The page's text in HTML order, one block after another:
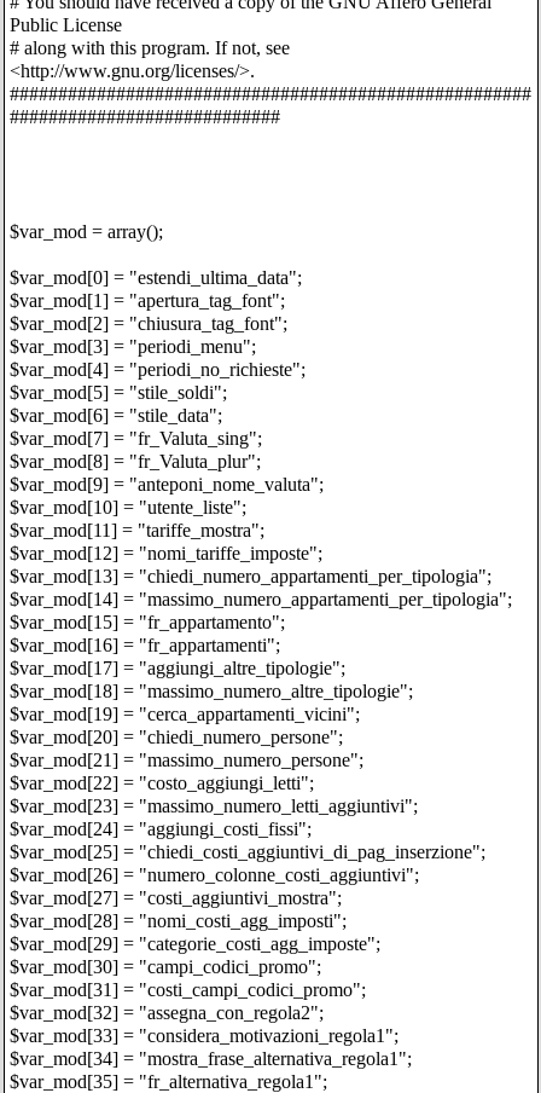
Public License
# along with this program. If not, see
<http://www.gnu.org/licenses/>.
######################################################
############################
$var_mod = array();
$var_mod[0] = "estendi_ultima_data";
$var_mod[1] = "apertura_tag_font";
$var_mod[2] = "chiusura_tag_font";
$var_mod[3] = "periodi_menu";
$var_mod[4] = "periodi_no_richieste";
$var_mod[5] = "stile_soldi";
$var_mod[6] = "stile_data";
$var_mod[7] = "fr_Valuta_sing";
$var_mod[8] = "fr_Valuta_plur";
$var_mod[9] = "anteponi_nome_valuta";
$var_mod[10] = "utente_liste";
$var_mod[11] = "tariffe_mostra";
$var_mod[12] = "nomi_tariffe_imposte";
$var_mod[13] = "chiedi_numero_appartamenti_per_tipologia";
$var_mod[14] = "massimo_numero_appartamenti_per_tipologia";
$var_mod[15] = "fr_appartamento";
$var_mod[16] = "fr_appartamenti";
$var_mod[17] = "aggiungi_altre_tipologie";
$var_mod[18] = "massimo_numero_altre_tipologie";
$var_mod[19] = "cerca_appartamenti_vicini";
$var_mod[20] = "chiedi_numero_persone";
$var_mod[21] = "massimo_numero_persone";
$var_mod[22] = "costo_aggiungi_letti";
$var_mod[23] = "massimo_numero_letti_aggiuntivi";
$var_mod[24] = "aggiungi_costi_fissi";
$var_mod[25] = "chiedi_costi_aggiuntivi_di_pag_inserzione";
$var_mod[26] = "numero_colonne_costi_aggiuntivi";
$var_mod[27] = "costi_aggiuntivi_mostra";
$var_mod[28] = "nomi_costi_agg_imposti";
$var_mod[29] = "categorie_costi_agg_imposte";
$var_mod[30] = "campi_codici_promo";
$var_mod[31] = "costi_campi_codici_promo";
$var_mod[32] = "assegna_con_regola2";
$var_mod[33] = "considera_motivazioni_regola1";
$var_mod[34] = "mostra_frase_alternativa_regola1";
$var_mod[35] = "fr_alternativa_regola1";